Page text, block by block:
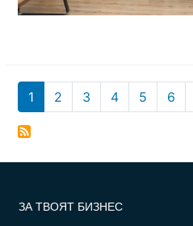
Pagination
1 2 3 4 5 6
ЗА ТВОЯТ БИЗНЕС